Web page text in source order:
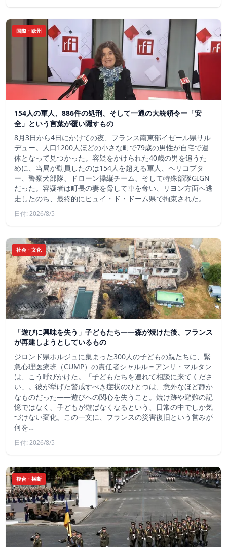
国際・欧州
154人の軍人、886件の処刑、そして一通の大統領令ー「安
全」という言葉が覆い隠すもの
8月3日から4日にかけての夜、フランス南東部イゼール県サル
デュー。人口1200人ほどの小さな町で79歳の男性が自宅で遺
体となって見つかった。容疑をかけられた40歳の男を追うた
めに、当局が動員したのは154人を超える軍人、ヘリコプタ
ー、警察犬部隊、ドローン操縦チーム、そして特殊部隊GIGN
だった。容疑者は町長の妻を脅して車を奪い、リヨン方面へ逃
走したのち、最終的にピュイ・ド・ドーム県で拘束された。
日付: 2026/8/5
社会・文化
「遊びに興味を失う」子どもたち——森が焼けた後、フランス
が再建しようとしているもの
ジロンド県ポルジュに集まった300人の子どもの親たちに、緊
急心理医療班（CUMP）の責任者シャルル＝アンリ・マルタン
は、こう呼びかけた。「子どもたちを連れて相談に来てくださ
い」。彼が挙げた警戒すべき症状のひとつは、意外なほど静か
なものだった――遊びへの関心を失うこと。焼け跡や避難の記
憶ではなく、子どもが遊ばなくなるという、日常の中でしか気
づけない変化。この一文に、フランスの災害復旧という営みが
何を…
日付: 2026/8/5
複合・横断